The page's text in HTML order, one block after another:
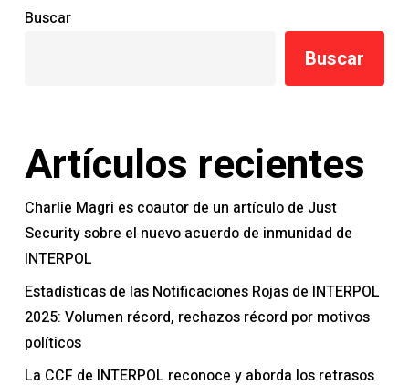
Buscar
Buscar
Artículos recientes
Charlie Magri es coautor de un artículo de Just
Security sobre el nuevo acuerdo de inmunidad de
INTERPOL
Estadísticas de las Notificaciones Rojas de INTERPOL
2025: Volumen récord, rechazos récord por motivos
políticos
La CCF de INTERPOL reconoce y aborda los retrasos